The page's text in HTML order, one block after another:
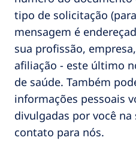
tipo de solicitação
mensagem é
sua profissão,
afiliação - este último
de saúde. Também
informações pessoais
divulgadas por você
contato para nós.